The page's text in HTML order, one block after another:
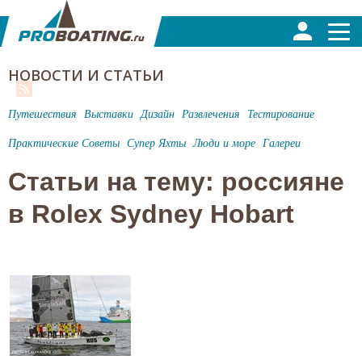
НОВОСТИ И СТАТЬИ
Путешествия Выставки Дизайн Развлечения Тестирование
Практические Советы Супер Яхты Люди и море Галереи
Статьи на тему: россияне
в Rolex Sydney Hobart